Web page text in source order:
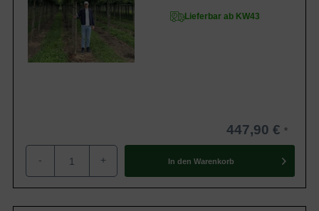
Lieferbar ab KW43
447,90 €
- + In den Warenkorb